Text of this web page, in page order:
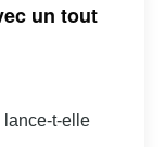
un tout
lance-t-elle